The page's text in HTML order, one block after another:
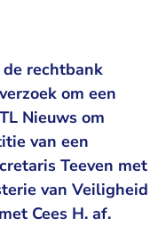
rechtbank
om een
Nieuws om
van een
Teeven met
van Veiligheid
Cees H. af.